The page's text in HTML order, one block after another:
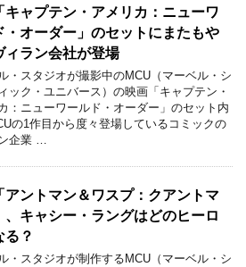
キャプテン・アメリカ：ニューワ
・オーダー」のセットにまたもや
ィラン会社が登場
・スタジオが撮影中のMCU（マーベル・シ
ック・ユニバース）の映画「キャプテン・
：ニューワールド・オーダー」のセット内
の1作目から度々登場しているコミックの
企業 …
アントマン＆ワスプ：クアントマ
、キャシー・ラングはどのヒーロ
る？
・スタジオが制作するMCU（マーベル・シ